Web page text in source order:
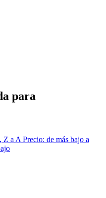
para
Z a A Precio: de más bajo a